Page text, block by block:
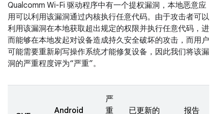
Qualcomm Wi-Fi 驱动程序中有一个提权漏洞，本地恶意应
用可以利用该漏洞通过内核执行任意代码。由于攻击者可以
利用该漏洞在本地获取超出规定的权限并执行任意代码，进
而能够在本地发起对设备造成持久安全破坏的攻击，而用户
可能需要重新刷写操作系统才能修复设备，因此我们将该漏
洞的严重程度评为“严重”。
Android
严
重
已更新的
报告